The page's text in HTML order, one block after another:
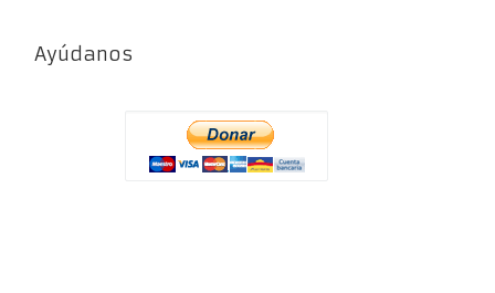
Ayúdanos